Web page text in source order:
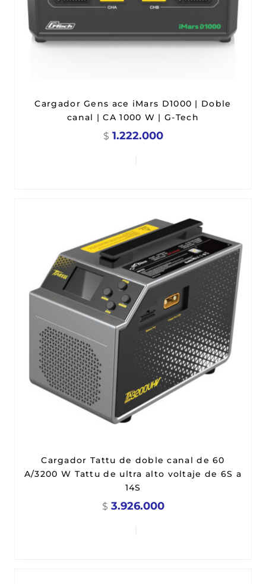
Cargador Gens ace iMars D1000 | Doble
canal | CA 1000 W | G-Tech
$ 1.222.000
Cargador Tattu de doble canal de 60
A/3200 W Tattu de ultra alto voltaje de 6S a
14S
$ 3.926.000